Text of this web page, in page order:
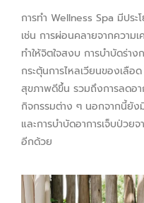
การทำ Wellness Spa มีปร
เช่น การผ่อนคลายจากความ
ทำให้จิตใจสงบ การบำบัดร่าง
กระตุ้นการไหลเวียนของเลื
สุขภาพดีขึ้น รวมถึงการลดอา
กิจกรรมต่าง ๆ นอกจากนี้ยัง
และการบำบัดอาการเจ็บป่วย
อีกด้วย